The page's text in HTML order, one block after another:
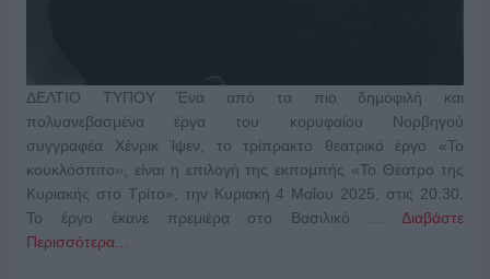
ΔΕΛΤΙΟ ΤΥΠΟΥ Ένα από τα πιο δημοφιλή και
πολυανεβασμένα έργα του κορυφαίου Νορβηγού
συγγραφέα Χένρικ Ίψεν, το τρίπρακτο θεατρικό έργο «Το
κουκλόσπιτο», είναι η επιλογή της εκπομπής «Το Θέατρο της
Κυριακής στο Τρίτο», την Κυριακή 4 Μαΐου 2025, στις 20:30.
To έργο έκανε πρεμιέρα στο Βασιλικό …Διαβάστε
Περισσότερα...